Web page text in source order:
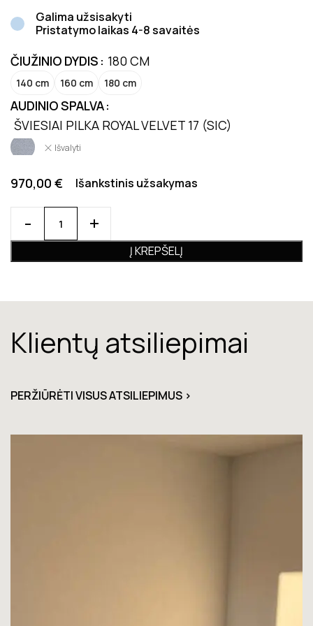
Galima užsisakyti
Pristatymo laikas 4-8 savaitės
ČIUŽINIO DYDIS 180 CM
140 cm 160 cm 180 cm
AUDINIO SPALVA
ŠVIESIAI PILKA ROYAL VELVET 17 (SIC)
Išvalyti
970,00 € Išankstinis užsakymas
Į KREPŠELĮ
Klientų atsiliepimai
PERŽIŪRĖTI VISUS ATSILIEPIMUS >